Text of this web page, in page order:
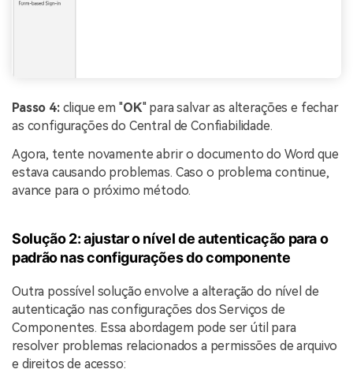
Passo 4:clique em "OK" para salvar as alterações e fechar
as configurações do Central de Confiabilidade.
Agora, tente novamente abrir o documento do Word que
estava causando problemas. Caso o problema continue,
avance para o próximo método.
Solução 2: ajustar o nível de autenticação para o
padrão nas configurações do componente
Outra possível solução envolve a alteração do nível de
autenticação nas configurações dos Serviços de
Componentes. Essa abordagem pode ser útil para
resolver problemas relacionados a permissões de arquivo
e direitos de acesso: